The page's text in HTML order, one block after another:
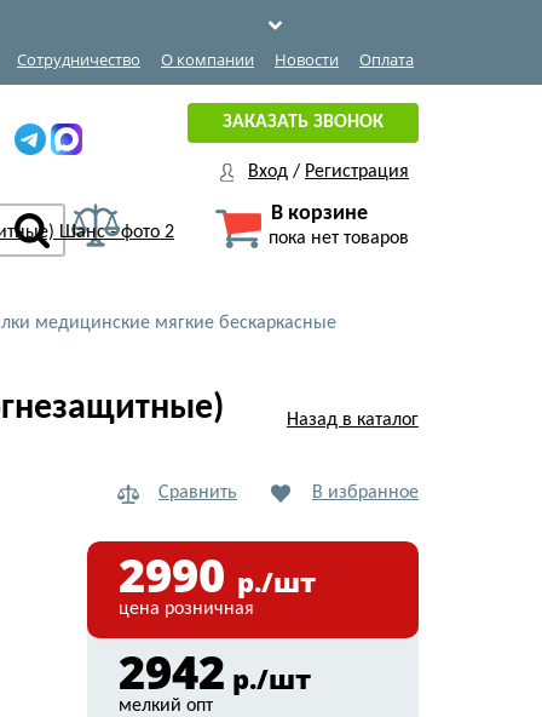
Сотрудничество О компании Новости Оплата
ЗАКАЗАТЬ ЗВОНОК
Вход / Регистрация
В корзине
пока нет товаров
медицинские мягкие бескаркасные
Назад в каталог
Сравнить В избранное
2990 р./шт
цена розничная
2942 р./шт
мелкий опт